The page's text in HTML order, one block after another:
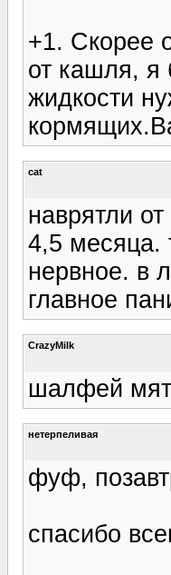
+1. Скорее
от кашля, я
жидкости
cat
наврятли
4,5 месяца.
нервное. в
главное
CrazyMilk
шалфей
нетерпеливая
фуф,
спасибо